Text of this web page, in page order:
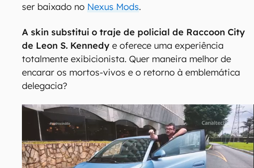
ser baixado no Nexus Mods.
A skin substitui o traje de policial de Raccoon City
de Leon S. Kennedy e oferece uma experiência
totalmente exibicionista. Quer maneira melhor de
encarar os mortos-vivos e o retorno à emblemática
delegacia?